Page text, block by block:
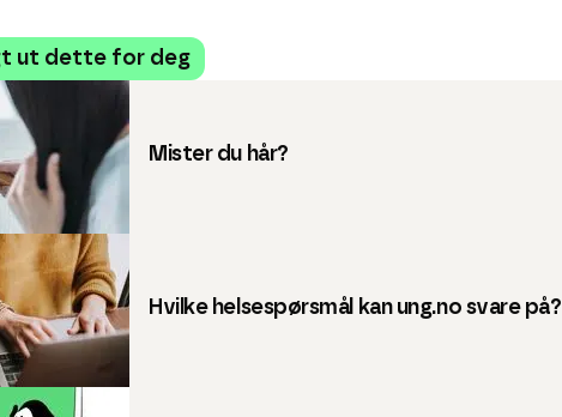
ut dette for deg
Mister du hår?
Hvilke helsespørsmål kan ung.no svare på?